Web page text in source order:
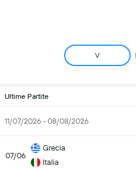
V
Ultime Partite
11/07/2026 - 08/08/2026
07/06
Grecia
Italia